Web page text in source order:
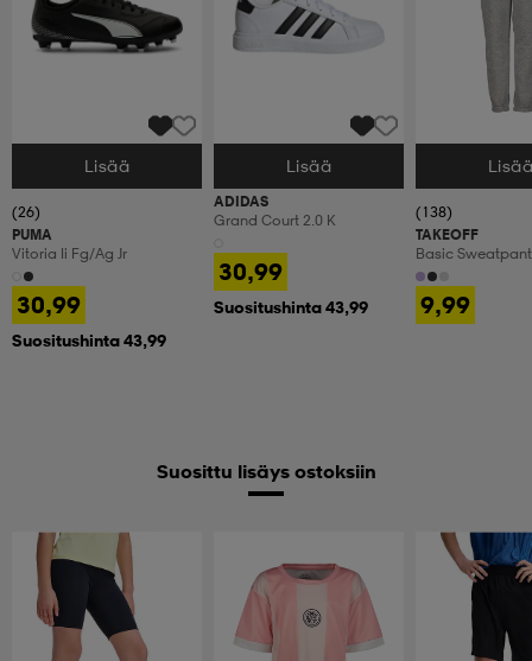
Valitse Koko
Lisää
(26)
PUMA
Vitoria Ii Fg/ag Jr
30,99
Suositushinta 43,99
Valitse Koko
Lisää
ADIDAS
Grand Court 2.0 K
30,99
Suositushinta 43,99
Valitse Koko
(138)
TAKEOFF
Basic Sweatpant
9,99
Suosittu lisäys ostoksiin